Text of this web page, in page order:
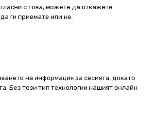
с това, можете да откажете
ги приемате или не.
на информация за сесията, докато
Без този тип технологии нашият онлайн